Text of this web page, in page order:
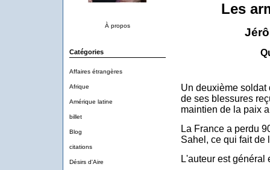
À propos
Catégories
Affaires étrangères
Afrique
Amérique latine
billet
Blog
citations
Désirs d'Aire
Les
Un deuxième soldat
de ses blessures
maintien de la paix
La France a perdu
Sahel, ce qui fait de
L'auteur est général